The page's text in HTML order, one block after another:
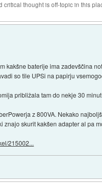
critical thought is off-topic in this
kakšne baterije ima zadevščina
so tile UPSi na papirju
približala tam do nekje 30
z 800VA. Nekako
znajo skurit kakšen adapter al pa
215002...